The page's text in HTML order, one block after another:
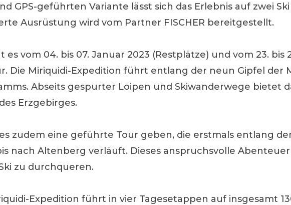
GPS-geführten Variante lässt sich das Erlebnis auf zwei
Ausrüstung wird vom Partner FISCHER bereitgestellt.
vom 04. bis 07. Januar 2023 (Restplätze) und vom 23.
Die Miriquidi-Expedition führt entlang der neun Gipfel
Abseits gespurter Loipen und Skiwanderwege bietet
Erzgebirges.
es zudem eine geführte Tour geben, die erstmals entlang
nach Altenberg verläuft. Dieses anspruchsvolle
zu durchqueren.
Expedition führt in vier Tagesetappen auf insgesamt